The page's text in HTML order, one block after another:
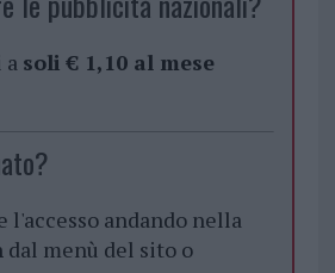
a soli € 1,10 al mese
l'accesso andando nella
dal menù del sito o